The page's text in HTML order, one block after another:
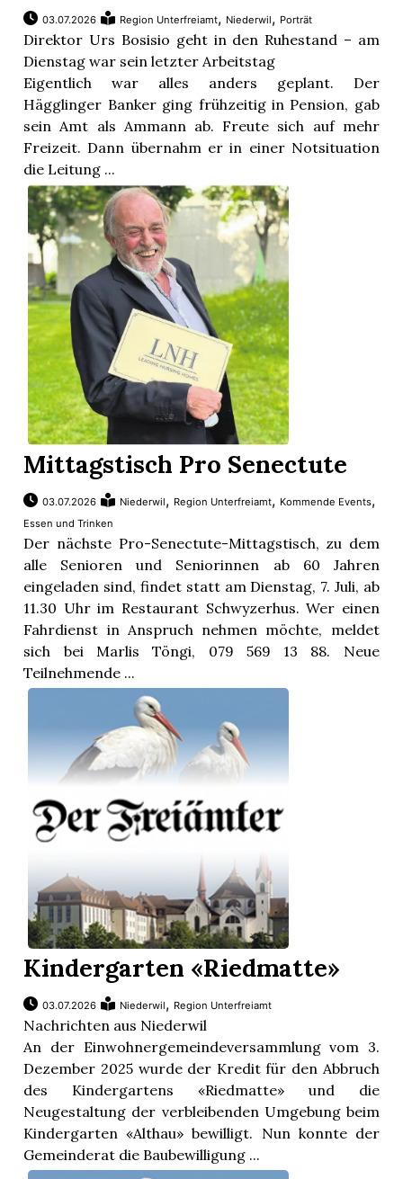
03.07.2026 Region Unterfreiamt, Niederwil, Porträt
Direktor Urs Bosisio geht in den Ruhestand – am
Dienstag war sein letzter Arbeitstag
Eigentlich war alles anders geplant. Der
Hägglinger Banker ging frühzeitig in Pension, gab
sein Amt als Ammann ab. Freute sich auf mehr
Freizeit. Dann übernahm er in einer Notsituation
die Leitung ...
Mittagstisch Pro Senectute
03.07.2026 Niederwil, Region Unterfreiamt, Kommende Events,
Essen und Trinken
Der nächste Pro-Senectute-Mittagstisch, zu dem
alle Senioren und Seniorinnen ab 60 Jahren
eingeladen sind, findet statt am Dienstag, 7. Juli, ab
11.30 Uhr im Restaurant Schwyzerhus. Wer einen
Fahrdienst in Anspruch nehmen möchte, meldet
sich bei Marlis Töngi, 079 569 13 88. Neue
Teilnehmende ...
Kindergarten «Riedmatte»
03.07.2026 Niederwil, Region Unterfreiamt
Nachrichten aus Niederwil
An der Einwohnergemeindeversammlung vom 3.
Dezember 2025 wurde der Kredit für den Abbruch
des Kindergartens «Riedmatte» und die
Neugestaltung der verbleibenden Umgebung beim
Kindergarten «Althau» bewilligt. Nun konnte der
Gemeinderat die Baubewilligung ...